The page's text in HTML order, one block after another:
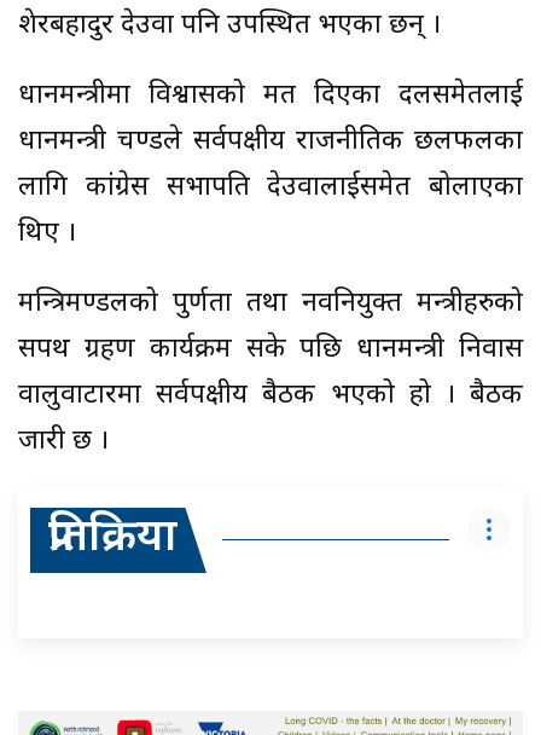
शेरबहादुर देउवा पनि उपस्थित भएका छन् ।
प्रधानमन्त्रीमा विश्वासको मत दिएका दलसमेतलाई
प्रधानमन्त्री प्रचण्डले सर्वपक्षीय राजनीतिक छलफलका
लागि कांग्रेस सभापति देउवालाईसमेत बोलाएका
थिए ।
मन्त्रिमण्डलको पुर्णता तथा नवनियुक्त मन्त्रीहरुको
सपथ ग्रहण कार्यक्रम सके पछि प्रधानमन्त्री निवास
वालुवाटारमा सर्वपक्षीय बैठक भएको हो । बैठक
जारी छ ।
प्रतिक्रिया